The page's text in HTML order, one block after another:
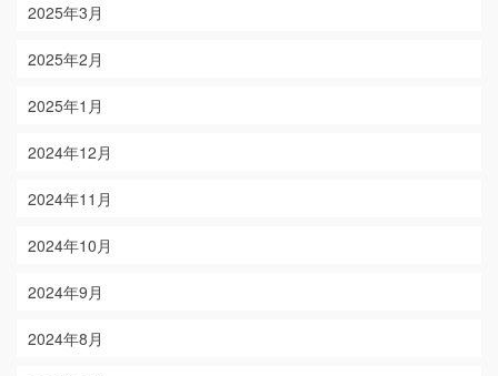
2025年3月
2025年2月
2025年1月
2024年12月
2024年11月
2024年10月
2024年9月
2024年8月